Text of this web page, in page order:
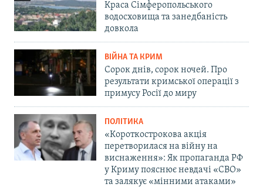
Краса Сімферопольського
водосховища та занедбаність
довкола
ВІЙНА ТА КРИМ
Сорок днів, сорок ночей. Про
результати кримської операції з
примусу Росії до миру
ПОЛІТИКА
«Короткострокова акція
перетворилася на війну на
виснаження»: Як пропаганда РФ
у Криму пояснює невдачі «СВО»
та залякує «мінними атаками»